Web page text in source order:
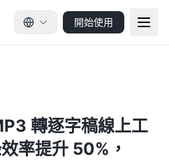
開始使用
轉逐字稿線上工
率提升 50%，